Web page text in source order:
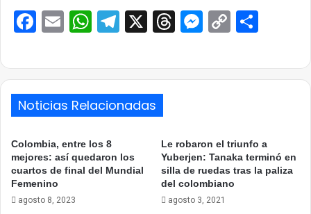
Facebook
EmailWhatsApp
Telegram
X ThreadsCopy
Noticias Relacionadas
Colombia, entre los 8
mejores: así quedaron los
cuartos de final del Mundial
Femenino
agosto 8, 2023
Le robaron el triunfo a
Yuberjen: Tanaka terminó en
silla de ruedas tras la paliza
del colombiano
agosto 3, 2021